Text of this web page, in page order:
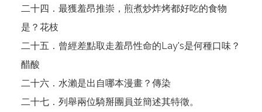
二十四．最獲羞昂推崇，煎煮炒炸烤都好吃的食物
是？ 花枝
二十五．曾經差點取走羞昂性命的Lay's是何種口味？
醋酸
二十六．水瀨是出自哪本漫畫？傳染
二十七．列舉兩位騎掰團員並簡述其特徵。